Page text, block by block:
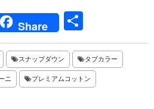
Share
有
スナップダウン タブカラー
ニ プレミアムコットン